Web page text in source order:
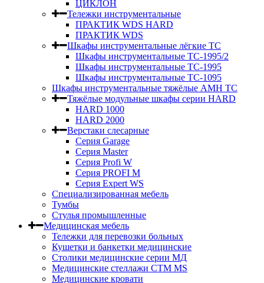
ЦИКЛОН
Тележки инструментальные
ПРАКТИК WDS HARD
ПРАКТИК WDS
Шкафы инструментальные лёгкие ТС
Шкафы инструментальные ТС-1995/2
Шкафы инструментальные TC-1995
Шкафы инструментальные TC-1095
Шкафы инструментальные тяжёлые AMH TC
Тяжёлые модульные шкафы серии HARD
HARD 1000
HARD 2000
Верстаки слесарные
Серия Garage
Серия Master
Серия Profi W
Серия PROFI M
Серия Expert WS
Специализированная мебель
Тумбы
Стулья промышленные
Медицинская мебель
Тележки для перевозки больных
Кушетки и банкетки медицинские
Столики медицинские серии МД
Медицинские стеллажи СТМ MS
Медицинские кровати